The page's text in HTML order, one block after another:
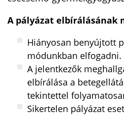
A pályázat elbírálásának
Hiányosan benyújtott
módunkban elfogadni.
A jelentkezők
elbírálása a
tekintettel
Sikertelen pályázat